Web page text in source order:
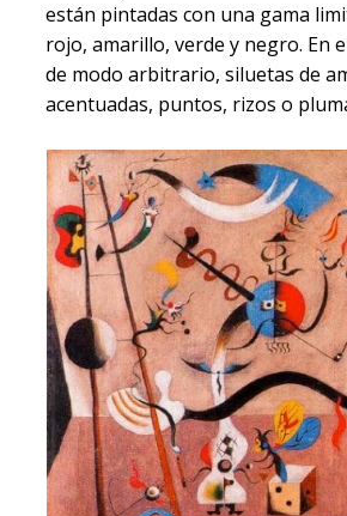
están pintadas con una gama
rojo, amarillo, verde y negro. En
de modo arbitrario, siluetas de
acentuadas, puntos, rizos o